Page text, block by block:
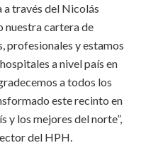
a través del Nicolás
nuestra cartera de
profesionales y estamos
a nivel país en
a todos los
este recinto en
y los mejores del norte”,
del HPH.